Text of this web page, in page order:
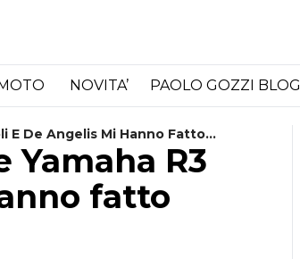
NOVITA’ PAOLO GOZZI BLOG
E De Angelis Mi Hanno Fatto
Yamaha R3
fatto